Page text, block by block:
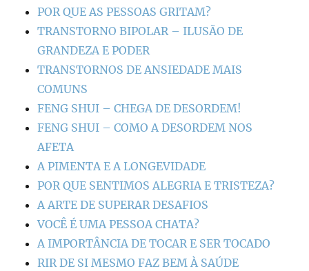
POR QUE AS PESSOAS GRITAM?
TRANSTORNO BIPOLAR – ILUSÃO DE
GRANDEZA E PODER
TRANSTORNOS DE ANSIEDADE MAIS
COMUNS
FENG SHUI – CHEGA DE DESORDEM!
FENG SHUI – COMO A DESORDEM NOS
AFETA
A PIMENTA E A LONGEVIDADE
POR QUE SENTIMOS ALEGRIA E TRISTEZA?
A ARTE DE SUPERAR DESAFIOS
VOCÊ É UMA PESSOA CHATA?
A IMPORTÂNCIA DE TOCAR E SER TOCADO
RIR DE SI MESMO FAZ BEM À SAÚDE